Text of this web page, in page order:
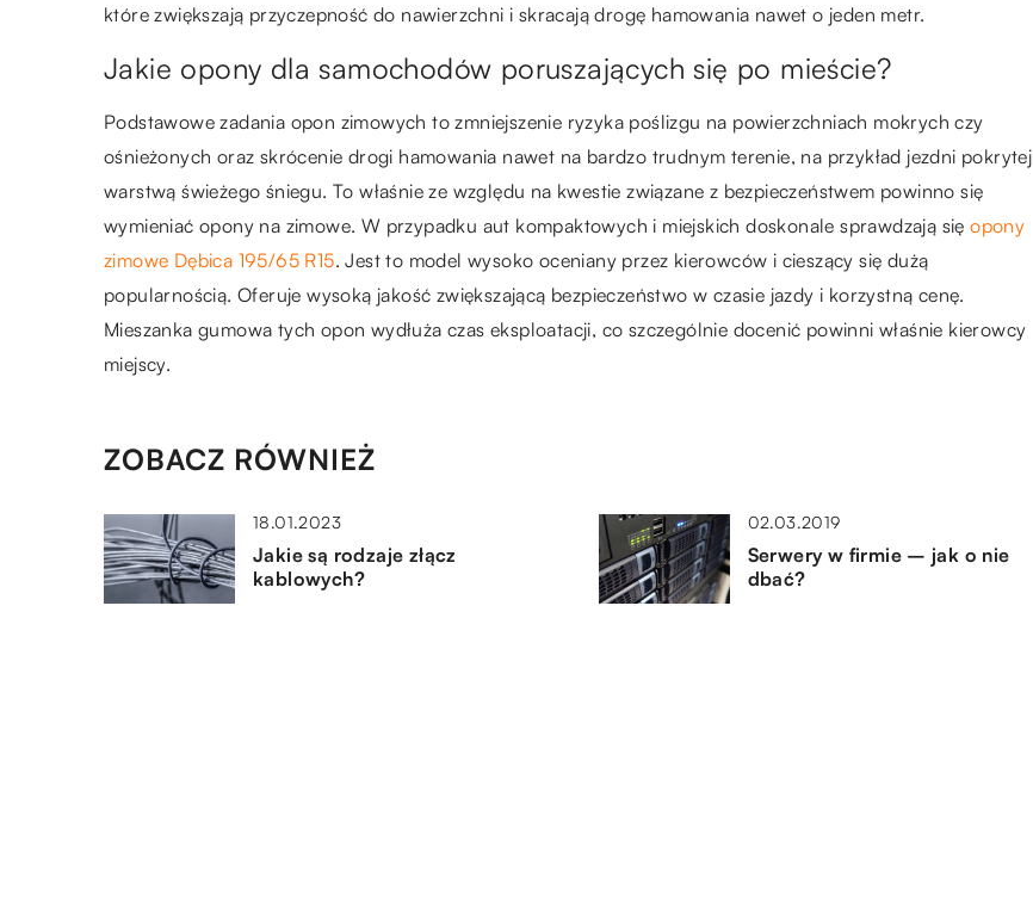
które zwiększają przyczepność do nawierzchni i skracają drogę hamowania nawet o jeden metr.
Jakie opony dla samochodów poruszających się po mieście?
Podstawowe zadania opon zimowych to zmniejszenie ryzyka poślizgu na powierzchniach mokrych czy
ośnieżonych oraz skrócenie drogi hamowania nawet na bardzo trudnym terenie, na przykład jezdni pokrytej
warstwą świeżego śniegu. To właśnie ze względu na kwestie związane z bezpieczeństwem powinno się
wymieniać opony na zimowe. W przypadku aut kompaktowych i miejskich doskonale sprawdzają sięopony
zimowe Dębica 195/65 R15. Jest to model wysoko oceniany przez kierowców i cieszący się dużą
popularnością. Oferuje wysoką jakość zwiększającą bezpieczeństwo w czasie jazdy i korzystną cenę.
Mieszanka gumowa tych opon wydłuża czas eksploatacji, co szczególnie docenić powinni właśnie kierowcy
miejscy.
ZOBACZ RÓWNIEŻ
18.01.2023
Jakie są rodzaje złącz
kablowych?
02.03.2019
Serwery w firmie – jak o nie
dbać?